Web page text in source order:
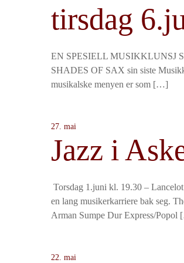
tirsdag
EN SPESIELL MUSIKKLUNSJ
SHADES OF SAX sin siste
musikalske menyen er som […]
27. mai
Jazz i
Torsdag 1.juni kl. 19.30 –
en lang musikerkarriere bak seg.
Arman Sumpe Dur Express/
22. mai